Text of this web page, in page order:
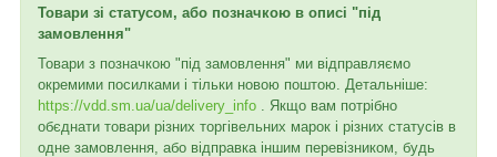
Товари зі статусом, або позначкою в описі "під
замовлення"
Товари з позначкою "під замовлення" ми відправляємо
окремими посилками і тільки новою поштою. Детальніше:
https://vdd.sm.ua/ua/delivery_info . Якщо вам потрібно
обєднати товари різних торгівельних марок і різних статусів в
одне замовлення, або відправка іншим перевізником, будь